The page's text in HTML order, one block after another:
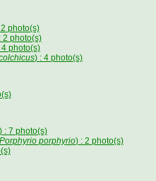
photo(s)
2 photo(s)
4 photo(s)
) : 4 photo(s)
) : 7 photo(s)
Porphyrio porphyrio) : 2 photo(s)